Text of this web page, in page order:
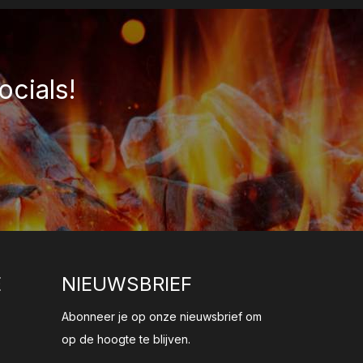
NIEUWSBRIEF
Abonneer je op onze nieuwsbrief om
op de hoogte te blijven.